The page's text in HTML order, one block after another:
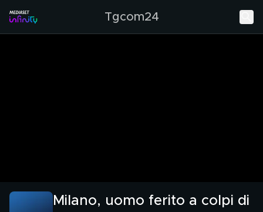
Tgcom24
Milano, uomo ferito a colpi di